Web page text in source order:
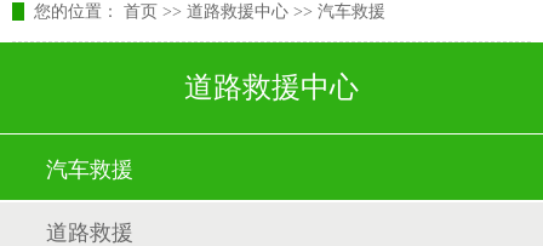
您的位置： 首页 >> 道路救援中心 >> 汽车救援
道路救援中心
汽车救援
道路救援